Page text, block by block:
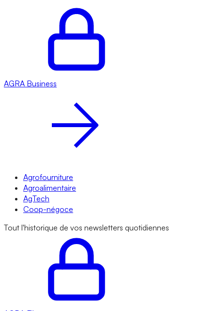
AGRA Business
Agrofourniture
Agroalimentaire
AgTech
Coop-négoce
Tout l'historique de vos newsletters quotidiennes